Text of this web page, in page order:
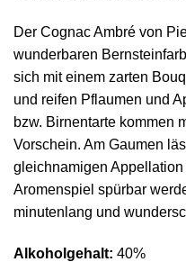
Der Cognac Ambré von
wunderbaren
sich mit einem zarten
und reifen Pflaumen und
bzw. Birnentarte kommen
Vorschein. Am Gaumen
gleichnamigen
Aromenspiel spürbar
minutenlang und
Alkoholgehalt: 40%